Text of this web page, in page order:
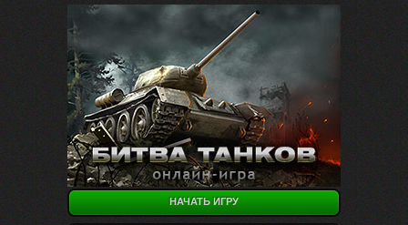
НАЧАТЬ ИГРУ